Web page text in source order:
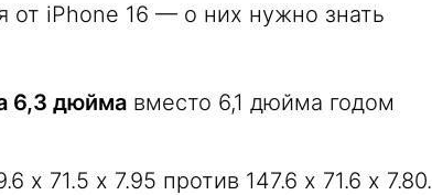
от iPhone 16 — о них нужно знать
6,3 дюйма вместо 6,1 дюйма годом
х 71.5 х 7.95 против 147.6 х 71.6 х 7.80.